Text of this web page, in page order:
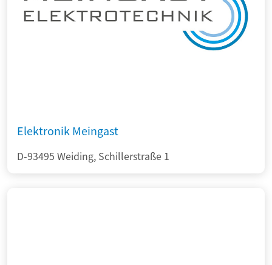
Elektronik Meingast
D-93495 Weiding, Schillerstraße 1